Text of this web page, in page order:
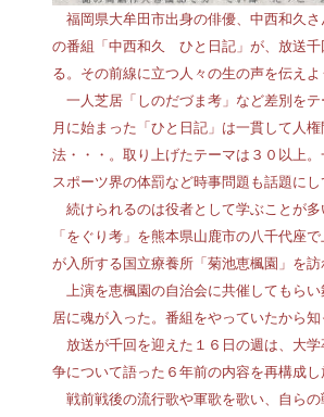
福岡県大牟田市出身の俳優、中西和久
の番組「中西和久 ひと日記」が、放送千
る。その前線に立つ人々の生の声を伝え
一人芝居「しのだづま考」など差別を
月に始まった「ひと日記」は一貫して人
法・・・。取り上げたテーマは３０以上
スポーツ界の体罰など時事問題も話題に
続けられるのは役者として学ぶことが
「をぐり考」を熊本県山鹿市の八千代座
が入所する国立療養所「菊池恵楓園」を
上演を恵楓園の自治会に共催してもら
居に魂が入った。番組をやっていたから
放送が千回を迎えた１６日の週は、大
争について語った６年前の内容を再構成
戦前戦後の流行歌や軍歌を歌い、自ら